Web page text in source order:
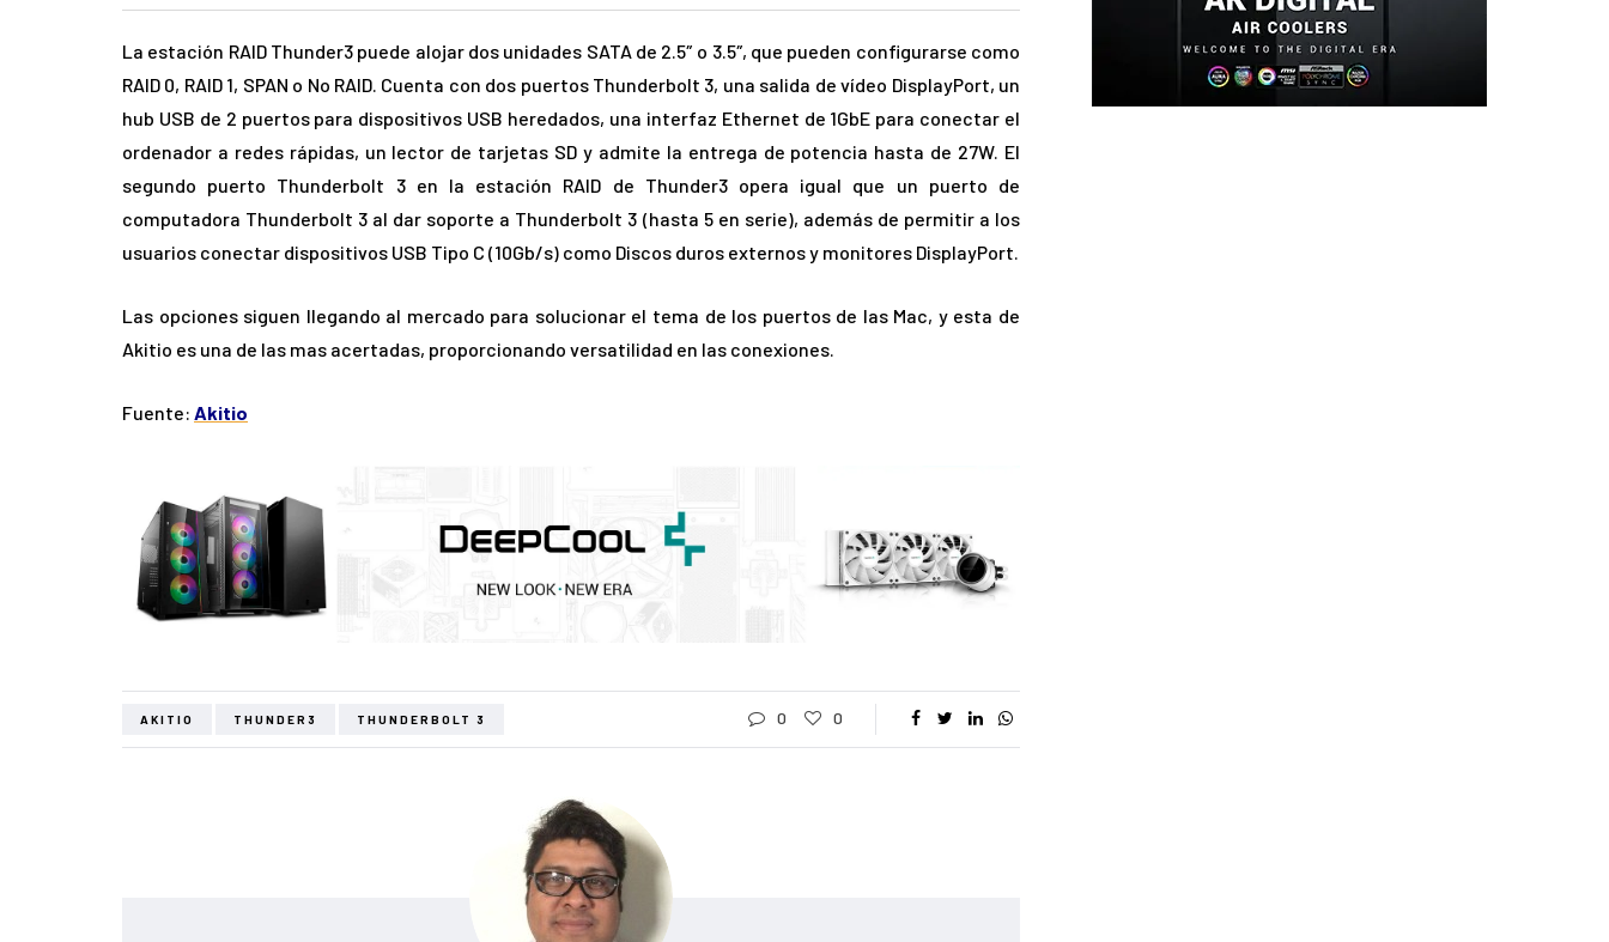
La estación RAID Thunder3 puede alojar dos unidades SATA de 2.5″ o 3.5″, que pueden configurarse como
RAID 0, RAID 1, SPAN o No RAID. Cuenta con dos puertos Thunderbolt 3, una salida de vídeo DisplayPort, un
hub USB de 2 puertos para dispositivos USB heredados, una interfaz Ethernet de 1GbE para conectar el
ordenador a redes rápidas, un lector de tarjetas SD y admite la entrega de potencia hasta de 27W. El
segundo puerto Thunderbolt 3 en la estación RAID de Thunder3 opera igual que un puerto de
computadora Thunderbolt 3 al dar soporte a Thunderbolt 3 (hasta 5 en serie), además de permitir a los
usuarios conectar dispositivos USB Tipo C (10Gb/s) como Discos duros externos y monitores DisplayPort.
Las opciones siguen llegando al mercado para solucionar el tema de los puertos de las Mac, y esta de
Akitio es una de las mas acertadas, proporcionando versatilidad en las conexiones.
Fuente: Akitio
AKITIO THUNDER3 THUNDERBOLT 3 0 0